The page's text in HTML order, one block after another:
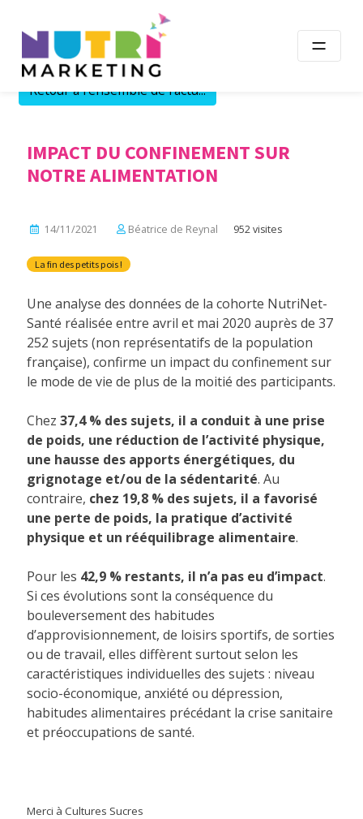
Retour à l'ensemble de l'actu...
IMPACT DU CONFINEMENT SUR
NOTRE ALIMENTATION
14/11/2021 Béatrice de Reynal 952 visites
La fin des petits pois !
Une analyse des données de la cohorte NutriNet-
Santé réalisée entre avril et mai 2020 auprès de 37
252 sujets (non représentatifs de la population
française), confirme un impact du confinement sur
le mode de vie de plus de la moitié des participants.
Chez37,4 % des sujets, il a conduit à une prise
de poids, une réduction de l’activité physique,
une hausse des apports énergétiques, du
grignotage et/ou de la sédentarité. Au
contraire, chez 19,8 % des sujets, il a favorisé
une perte de poids, la pratique d’activité
physique et un rééquilibrage alimentaire.
Pour les 42,9 % restants, il n’a pas eu d’impact.
Si ces évolutions sont la conséquence du
bouleversement des habitudes
d’approvisionnement, de loisirs sportifs, de sorties
ou de travail, elles diffèrent surtout selon les
caractéristiques individuelles des sujets : niveau
socio-économique, anxiété ou dépression,
habitudes alimentaires précédant la crise sanitaire
et préoccupations de santé.
Merci à Cultures Sucres